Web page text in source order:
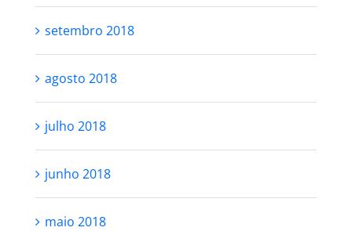
setembro 2018
agosto 2018
julho 2018
junho 2018
maio 2018